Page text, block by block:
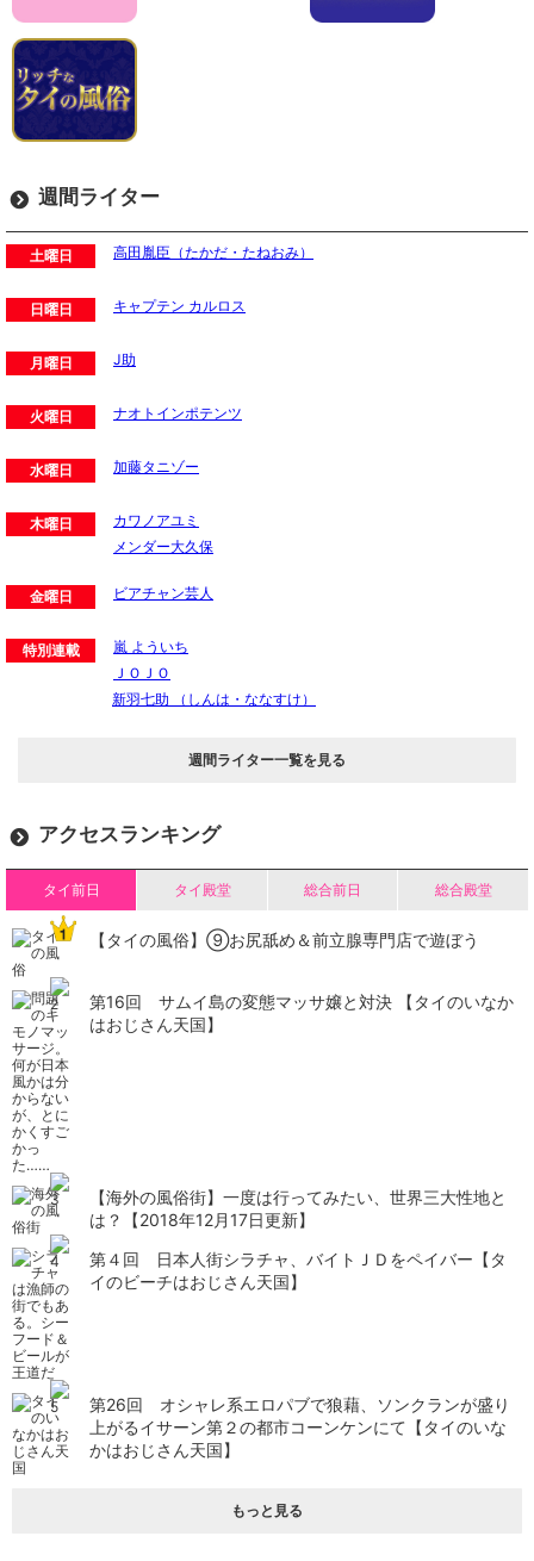
週間ライター
土曜日 高田胤臣（たかだ・たねおみ）
日曜日 キャプテン カルロス
月曜日 J助
火曜日 ナオトインポテンツ
水曜日 加藤タニゾー
木曜日
カワノアユミ
メンダー大久保
金曜日 ビアチャン芸人
特別連載
嵐 よういち
ＪＯＪＯ
新羽七助 （しんは・ななすけ）
週間ライター一覧を見る
アクセスランキング
タイ前日 タイ殿堂 総合前日 総合殿堂
【タイの風俗】​⑨お尻舐め＆前立腺専門店で遊ぼう
第16回 サムイ島の変態マッサ嬢と対決 【タイのいなか
はおじさん天国】
【海外の風俗街】一度は行ってみたい、世界三大性地と
は？【2018年12月17日更新】
第４回 日本人街シラチャ、バイトＪＤをペイバー【タ
イのビーチはおじさん天国】
第26回 オシャレ系エロパブで狼藉、ソンクランが盛り
上がるイサーン第２の都市コーンケンにて【タイのいな
かはおじさん天国】
もっと見る